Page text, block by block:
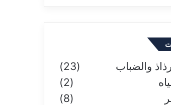
والضباب
(23)
(2)
(8)